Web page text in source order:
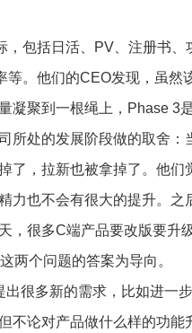
包括日活、PV、注册书、
。他们的CEO发现，虽然
凝聚到一根绳上，Phase 3
所处的发展阶段做的取舍
了，拉新也被拿掉了。他们
力也不会有很大的提升。之
，很多C端产品要改版要升
两个问题的答案为导向。
很多新的需求，比如进一
不论对产品做什么样的功能